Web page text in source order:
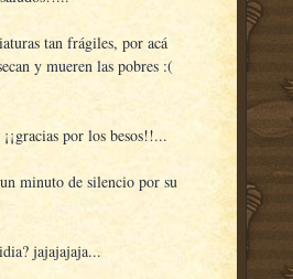
tan frágiles, por acá
y mueren las pobres :(
por los besos!!...
minuto de silencio por su
jajajajaja...